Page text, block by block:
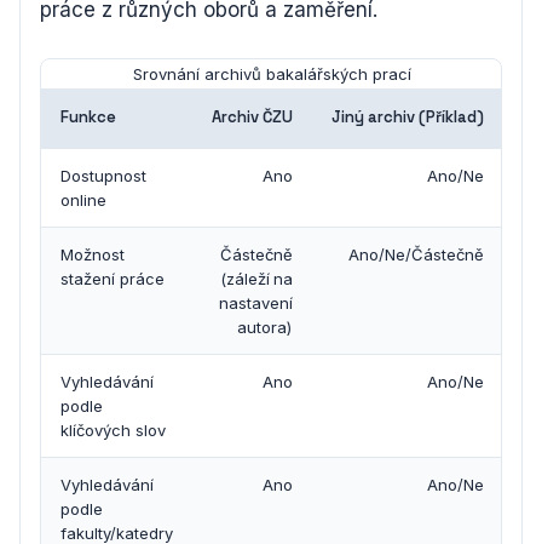
práce z různých oborů a zaměření.
Srovnání archivů bakalářských prací
Funkce Archiv ČZU Jiný archiv (Příklad)
Dostupnost
online
Ano Ano/Ne
Možnost
stažení práce
Částečně
(záleží na
nastavení
autora)
Ano/Ne/Částečně
Vyhledávání
podle
klíčových slov
Ano Ano/Ne
Vyhledávání
podle
fakulty/katedry
Ano Ano/Ne